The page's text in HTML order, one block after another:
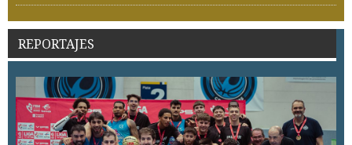
REPORTAJES